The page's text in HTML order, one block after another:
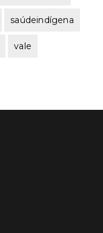
saúdeindígena
vale